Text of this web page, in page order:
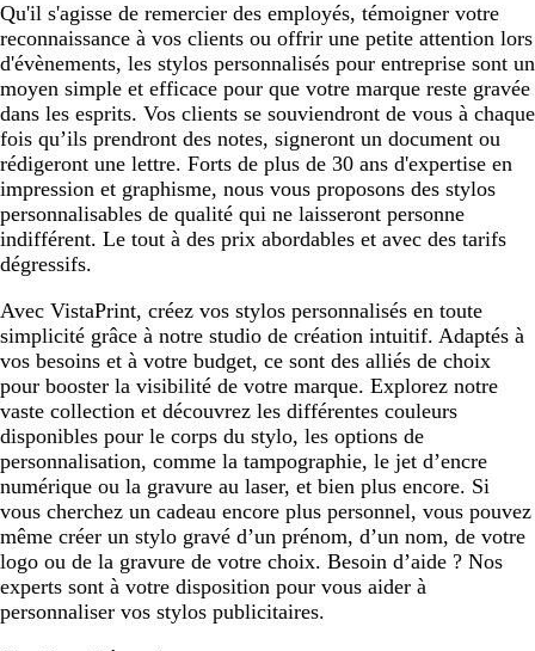
Qu'il s'agisse de remercier des employés, témoigner votre
reconnaissance à vos clients ou offrir une petite attention lors
d'évènements, les stylos personnalisés pour entreprise sont un
moyen simple et efficace pour que votre marque reste gravée
dans les esprits. Vos clients se souviendront de vous à chaque
fois qu’ils prendront des notes, signeront un document ou
rédigeront une lettre. Forts de plus de 30 ans d'expertise en
impression et graphisme, nous vous proposons des stylos
personnalisables de qualité qui ne laisseront personne
indifférent. Le tout à des prix abordables et avec des tarifs
dégressifs.
Avec VistaPrint, créez vos stylos personnalisés en toute
simplicité grâce à notre studio de création intuitif. Adaptés à
vos besoins et à votre budget, ce sont des alliés de choix
pour booster la visibilité de votre marque. Explorez notre
vaste collection et découvrez les différentes couleurs
disponibles pour le corps du stylo, les options de
personnalisation, comme la tampographie, le jet d’encre
numérique ou la gravure au laser, et bien plus encore. Si
vous cherchez un cadeau encore plus personnel, vous pouvez
même créer un stylo gravé d’un prénom, d’un nom, de votre
logo ou de la gravure de votre choix. Besoin d’aide ? Nos
experts sont à votre disposition pour vous aider à
personnaliser vos stylos publicitaires.